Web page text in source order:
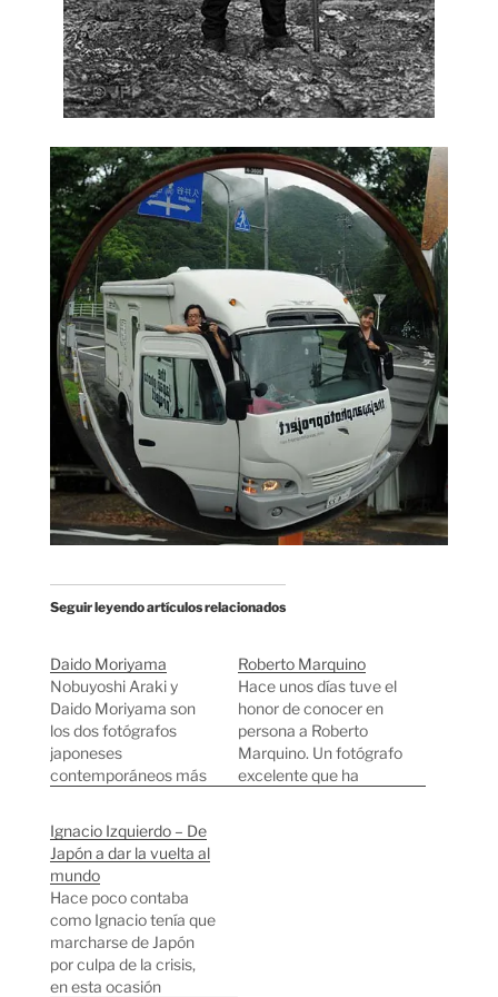
Seguir leyendo artículos relacionados
Daido Moriyama
Nobuyoshi Araki y
Daido Moriyama son
los dos fotógrafos
japoneses
contemporáneos más
muchas veces sus
fotografías rozan lo
pornográfico, mientras
que Daido Moriyama
es el melancólico, casi
todas sus fotografías
son el blanco y negro y
Roberto Marquino
Hace unos días tuve el
honor de conocer en
persona a Roberto
Marquino. Un fotógrafo
excelente que ha
Ignacio Izquierdo – De
Japón a dar la vuelta al
mundo
Hace poco contaba
como Ignacio tenía que
marcharse de Japón
por culpa de la crisis,
en esta ocasión